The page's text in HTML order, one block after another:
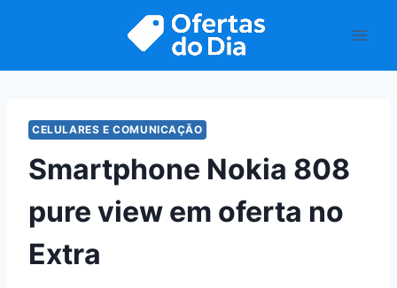
CELULARES E COMUNICAÇÃO
Smartphone Nokia 808
pure view em oferta no
Extra